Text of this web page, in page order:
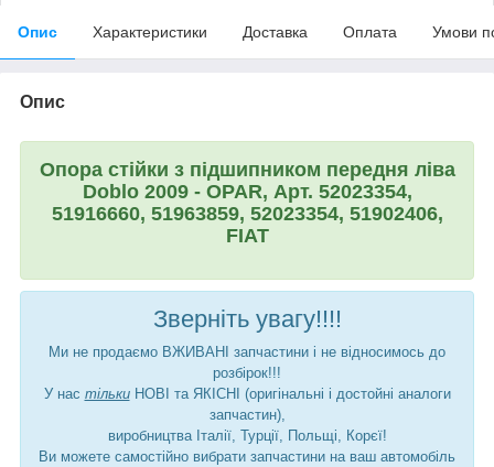
Опис Характеристики Доставка Оплата Умови
Опис
Опора стійки з підшипником передня ліва
Doblo 2009 - OPAR, Арт. 52023354,
51916660, 51963859, 52023354, 51902406,
FIAT
Зверніть увагу!!!!
Ми не продаємо ВЖИВАНІ запчастини і не відносимось до
розбірок!!!
У нас тількиНОВІ та ЯКІСНІ (оригінальні і достойні аналоги
запчастин),
виробництва Італії, Турції, Польщі, Корєї!
Ви можете самостійно вибрати запчастини на ваш автомобіль